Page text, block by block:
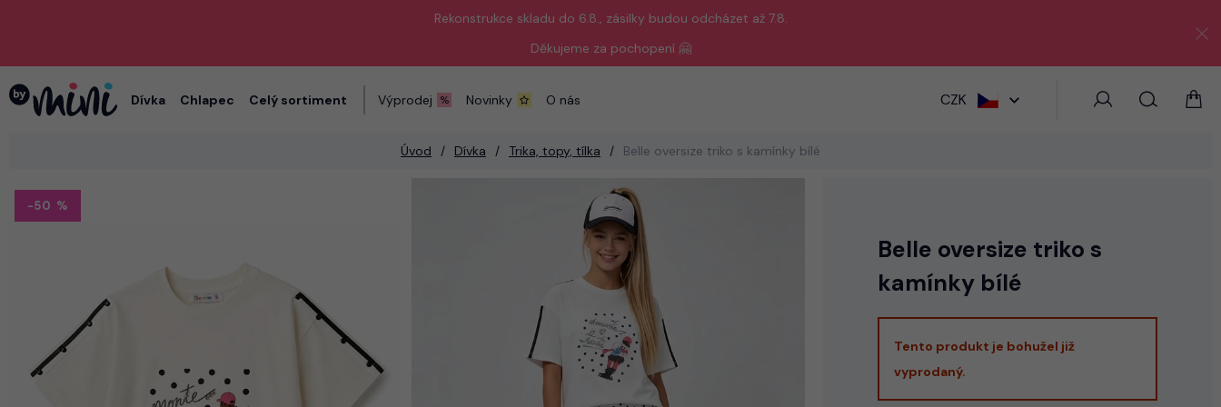
Rekonstrukce skladu do 6.8., zásilky budou odcházet až 7.8.
Děkujeme za pochopení 🤗
Dívka Chlapec Celý sortiment Výprodej Novinky O nás CZK
Úvod Dívka Trika, topy, tílka Belle oversize triko s kamínky bílé
-50
Belle oversize triko s
kamínky bílé
Tento produkt je bohužel již
vyprodaný.